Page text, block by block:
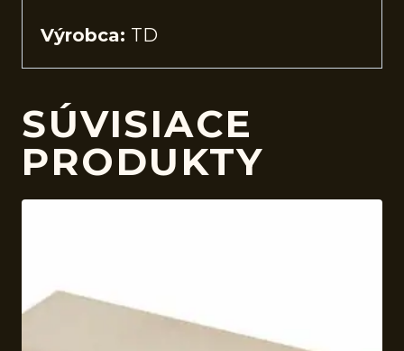
Výrobca: TD
SÚVISIACE
PRODUKTY